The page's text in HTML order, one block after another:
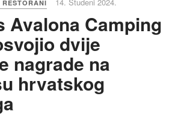
14. Studeni 2024.
Avalona Camping
dvije
nagrade na
hrvatskog